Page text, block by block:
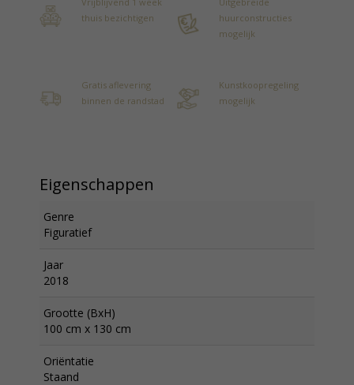
thuis bezichtigen
huurconstructies
mogelijk
Gratis aflevering
binnen de randstad
Kunstkoopregeling
mogelijk
Eigenschappen
Genre
Figuratief
Jaar
2018
Grootte (BxH)
100 cm x 130 cm
Oriëntatie
Staand